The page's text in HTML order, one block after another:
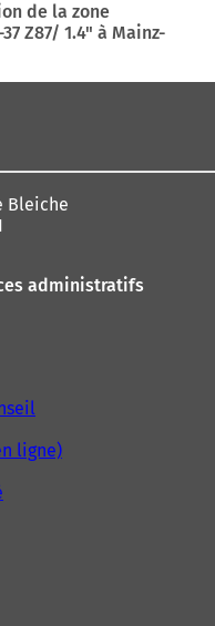
de la zone
Z87/ 1.4" à Mainz-
Bleiche
administratifs
ligne)